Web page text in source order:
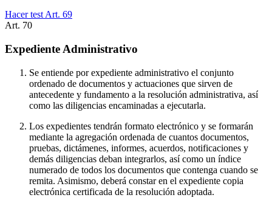
Hacer test Art. 69
Art. 70
Expediente Administrativo
Se entiende por expediente administrativo el conjunto
ordenado de documentos y actuaciones que sirven de
antecedente y fundamento a la resolución administrativa, así
como las diligencias encaminadas a ejecutarla.
Los expedientes tendrán formato electrónico y se formarán
mediante la agregación ordenada de cuantos documentos,
pruebas, dictámenes, informes, acuerdos, notificaciones y
demás diligencias deban integrarlos, así como un índice
numerado de todos los documentos que contenga cuando se
remita. Asimismo, deberá constar en el expediente copia
electrónica certificada de la resolución adoptada.